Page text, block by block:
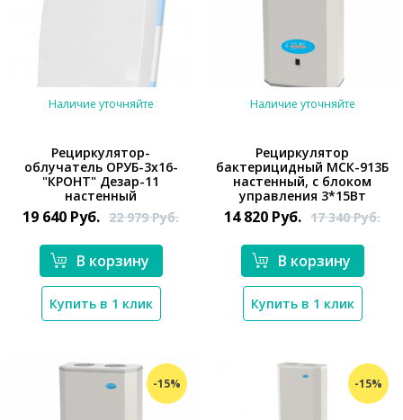
*}
Наличие уточняйте
Рециркулятор-
облучатель ОРУБ-3х16-
"КРОНТ" Дезар-11
настенный
19 640 Руб. 22 979Руб.
В корзину
Купить в 1 клик
*}
Наличие уточняйте
Рециркулятор
бактерицидный МСК-913Б
настенный, с блоком
управления 3*15Вт
14 820 Руб. 17 340Руб.
В корзину
Купить в 1 клик
-15% -15%